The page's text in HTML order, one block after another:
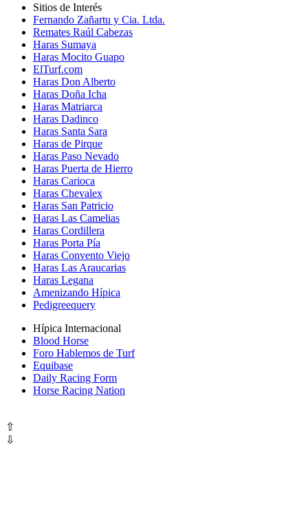
Sitios de Interés
Fernando Zañartu y Cia. Ltda.
Remates Raúl Cabezas
Haras Sumaya
Haras Mocito Guapo
ElTurf.com
Haras Don Alberto
Haras Doña Icha
Haras Matriarca
Haras Dadinco
Haras Santa Sara
Haras de Pirque
Haras Paso Nevado
Haras Puerta de Hierro
Haras Carioca
Haras Chevalex
Haras San Patricio
Haras Las Camelias
Haras Cordillera
Haras Porta Pía
Haras Convento Viejo
Haras Las Araucarias
Haras Legana
Amenizando Hípica
Pedigreequery
Hípica Internacional
Blood Horse
Foro Hablemos de Turf
Equibase
Daily Racing Form
Horse Racing Nation
⇧
⇩